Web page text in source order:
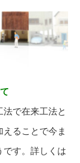
で在来工法と
ることで今ま
です。詳しくは